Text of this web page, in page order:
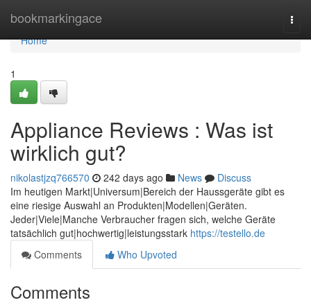
bookmarkingace
Home
Home
1
Appliance Reviews : Was ist
wirklich gut?
nikolastjzq766570 242 days ago News
Discuss
Im heutigen Markt|Universum|Bereich der Haussgeräte gibt es
eine riesige Auswahl an Produkten|Modellen|Geräten.
Jeder|Viele|Manche Verbraucher fragen sich, welche Geräte
tatsächlich gut|hochwertig|leistungsstark https://testello.de
Comments
Who Upvoted
Comments